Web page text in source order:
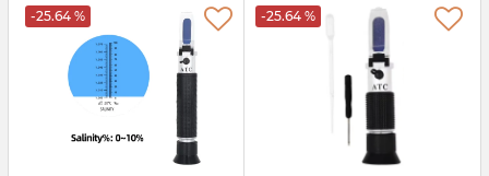
-25.64 % -25.64 %